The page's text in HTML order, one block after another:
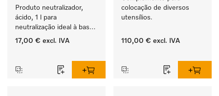
Produto neutralizador,
ácido, 1 l para
neutralização ideal à base
de ácidos inorgânicos.
17,00 € excl. IVA
colocação de diversos
utensílios.
110,00 € excl. IVA